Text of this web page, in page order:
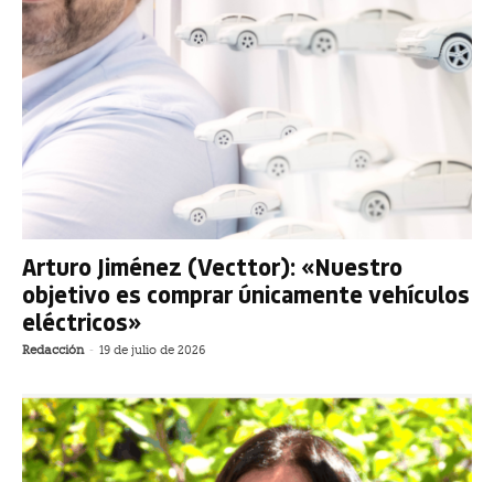
Arturo Jiménez (Vecttor): «Nuestro
objetivo es comprar únicamente vehículos
eléctricos»
Redacción - 19 de julio de 2026